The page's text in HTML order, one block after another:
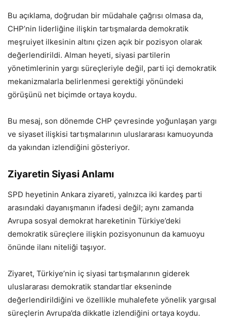
Bu açıklama, doğrudan bir müdahale çağrısı olmasa da,
CHP’nin liderliğine ilişkin tartışmalarda demokratik
meşruiyet ilkesinin altını çizen açık bir pozisyon olarak
değerlendirildi. Alman heyeti, siyasi partilerin
yönetimlerinin yargı süreçleriyle değil, parti içi demokratik
mekanizmalarla belirlenmesi gerektiği yönündeki
görüşünü net biçimde ortaya koydu.
Bu mesaj, son dönemde CHP çevresinde yoğunlaşan yargı
ve siyaset ilişkisi tartışmalarının uluslararası kamuoyunda
da yakından izlendiğini gösteriyor.
Ziyaretin Siyasi Anlamı
SPD heyetinin Ankara ziyareti, yalnızca iki kardeş parti
arasındaki dayanışmanın ifadesi değil; aynı zamanda
Avrupa sosyal demokrat hareketinin Türkiye’deki
demokratik süreçlere ilişkin pozisyonunun da kamuoyu
önünde ilanı niteliği taşıyor.
Ziyaret, Türkiye’nin iç siyasi tartışmalarının giderek
uluslararası demokratik standartlar ekseninde
değerlendirildiğini ve özellikle muhalefete yönelik yargısal
süreçlerin Avrupa’da dikkatle izlendiğini ortaya koydu.